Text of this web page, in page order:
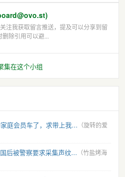
注我获取留言推送，提及可以分享到留
除引用可以避...
集在这个小组
庭会员车了，求带上我... （旋转的爱
后被警察要求采集声纹... （竹盐烤海